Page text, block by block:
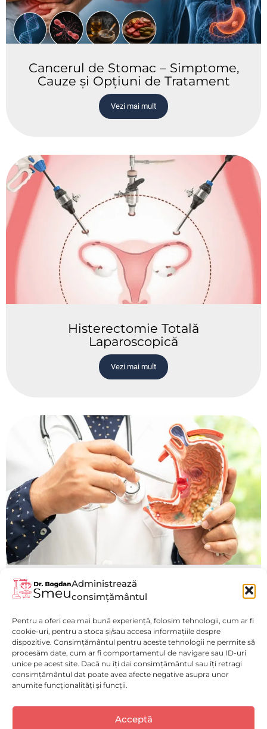
Administrează
consimțământul
Pentru a oferi cea mai bună experiență, folosim tehnologii, cum ar fi
cookie-uri, pentru a stoca și/sau accesa informațiile despre
dispozitive. Consimțământul pentru aceste tehnologii ne permite să
procesăm date, cum ar fi comportamentul de navigare sau ID-uri
unice pe acest site. Dacă nu îți dai consimțământul sau îți retragi
consimțământul dat poate avea afecte negative asupra unor
anumite funcționalități și funcții.
Acceptă
Cancerul de Stomac – Simptome,
Cauze și Opțiuni de Tratament
Vezi mai mult
Histerectomie Totală
Laparoscopică
Vezi mai mult
(BRGE) Boala de Reflux
Gastroesofagian
Vezi mai mult
Cum ți-ai evalua experiența pe acest website?